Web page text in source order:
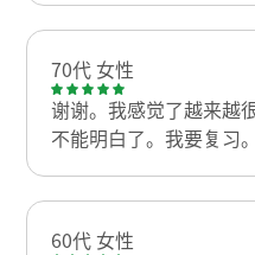
70代 女性
谢谢。我感觉了越来越
不能明白了。我要复习。
60代 女性